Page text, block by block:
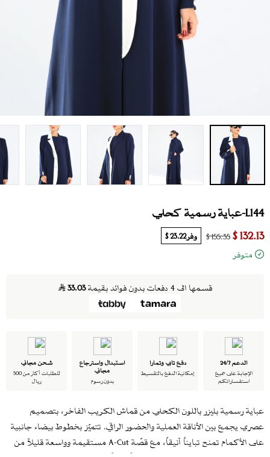
L144-عباية رسمية كحلي
132.13 $
155.35 $ وفر23.22 $
متوفر
قسمها الى 4 دفعات بدون فوائد بقيمة 33.03
الدعم 24/7
الإجابة على جميع
استفساراتكم
دفع تابي وتمارا
إمكانية الدفع بالتقسيط
استبدال واسترجاع
مجاني
بدون رسوم
شحن مجاني
للطلبات أكثر من 500
ريال
عباية رسمية بليزر باللون الكحلي من قماش الكريب الفاخر، بتصميم
عصري يجمع بين الأناقة العملية والحضور الراقي. تتميّز بخطوط بيضاء جانبية
على الأكمام تمنح تبايناً أنيقاً، مع قصّة A-Cut مستقيمة وواسعة قليلاً من